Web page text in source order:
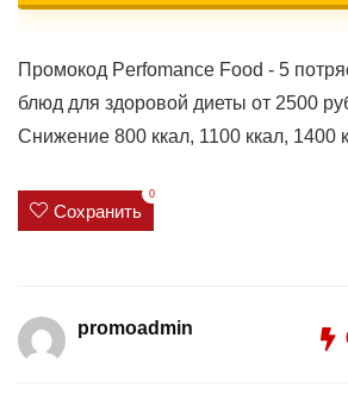
Промокод Perfomance Food - 5
блюд для здоровой диеты от 2500
Снижение 800 ккал, 1100 ккал, 1400
Сохранить
0
promoadmin